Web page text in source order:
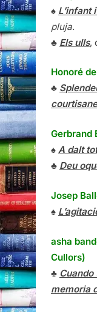
♠ L’infant
pluja.
♣ Els ulls,
Honoré
♣
Gerbrand
♠ A dalt
♣ Deu
Josep
♠
asha
Cullors)
♣
memoria